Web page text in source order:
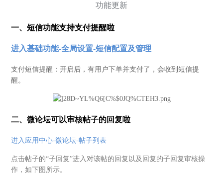
功能更新
一、短信功能支持支付提醒啦
进入基础功能-全局设置-短信配置及管理
支付短信提醒：开启后，有用户下单并支付了，会收到短信提
醒。
二、微论坛可以审核帖子的回复啦
进入应用中心-微论坛-帖子列表
点击帖子的“子回复”进入对该帖的回复以及回复的子回复审核操
作，如下图所示。